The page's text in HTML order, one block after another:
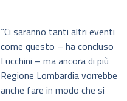
“Ci saranno tanti altri eventi
come questo – ha concluso
Lucchini – ma ancora di più
Regione Lombardia vorrebbe
anche fare in modo che si